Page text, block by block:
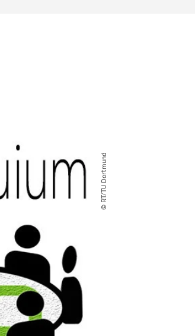
© RT​/​TU Dortmund